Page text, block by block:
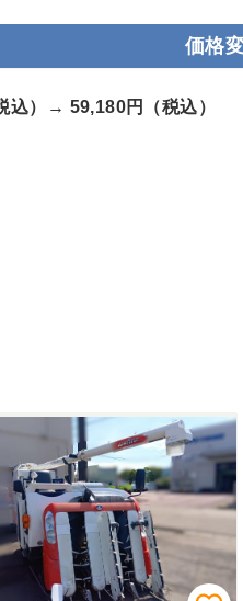
価格
込）→ 59,180円（税込）